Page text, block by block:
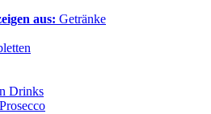
aus: Getränke
Drinks